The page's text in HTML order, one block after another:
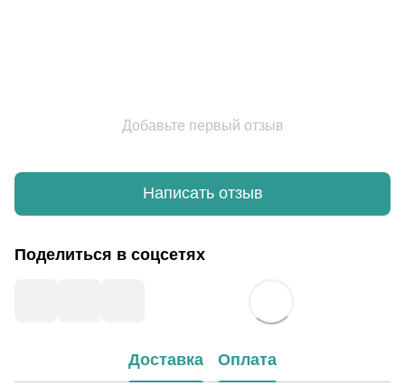
Добавьте первый отзыв
Написать отзыв
Поделиться в соцсетях
Доставка Оплата